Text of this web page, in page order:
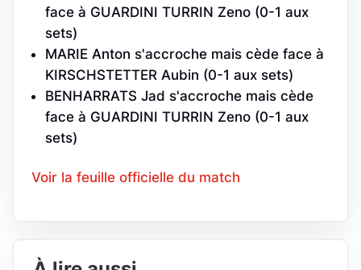
face à GUARDINI TURRIN Zeno (0-1 aux
sets)
MARIE Anton s'accroche mais cède face à
KIRSCHSTETTER Aubin (0-1 aux sets)
BENHARRATS Jad s'accroche mais cède
face à GUARDINI TURRIN Zeno (0-1 aux
sets)
Voir la feuille officielle du match